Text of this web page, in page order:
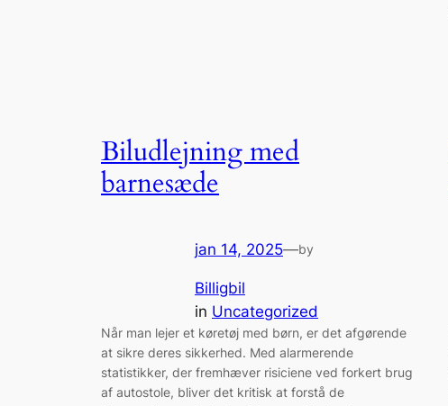
Biludlejning med
barnesæde
jan 14, 2025—by
Billigbil
in Uncategorized
Når man lejer et køretøj med børn, er det afgørende
at sikre deres sikkerhed. Med alarmerende
statistikker, der fremhæver risiciene ved forkert brug
af autostole, bliver det kritisk at forstå de